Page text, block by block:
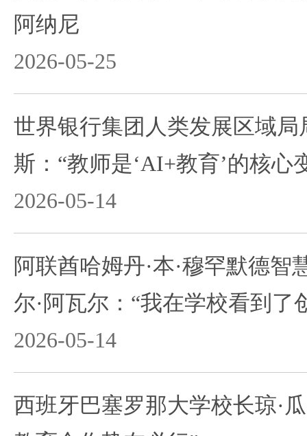
阿纳尼
2026-05-25
世界银行集团人类发展区域
斯：“教师是‘AI+教育’的核心
2026-05-14
阿联酋哈姆丹·本·穆罕默德智
尔·阿瓦尔：“我在学校看到了
2026-05-14
西班牙巴塞罗那大学校长琼·